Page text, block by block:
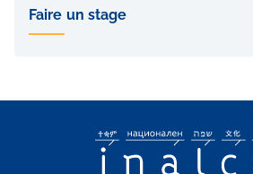
Faire un stage